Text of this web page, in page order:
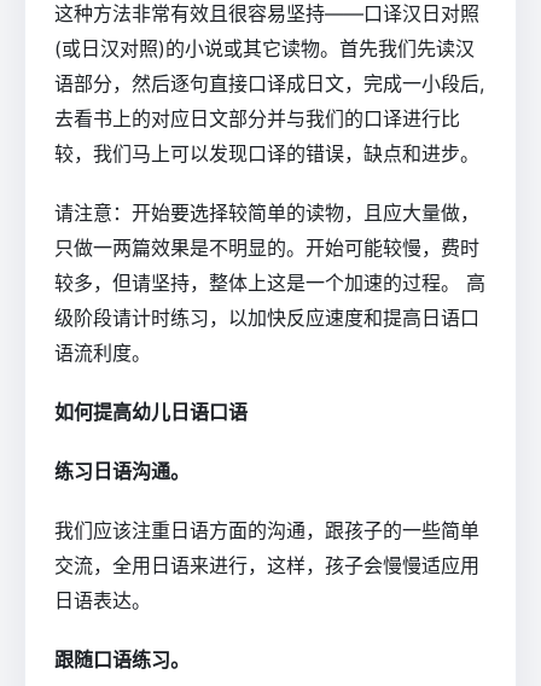
这种方法非常有效且很容易坚持——口译汉日对照
(或日汉对照)的小说或其它读物。首先我们先读汉
语部分，然后逐句直接口译成日文，完成一小段后,
去看书上的对应日文部分并与我们的口译进行比
较，我们马上可以发现口译的错误，缺点和进步。
请注意：开始要选择较简单的读物，且应大量做，
只做一两篇效果是不明显的。开始可能较慢，费时
较多，但请坚持，整体上这是一个加速的过程。 高
级阶段请计时练习，以加快反应速度和提高日语口
语流利度。
如何提高幼儿日语口语
练习日语沟通。
我们应该注重日语方面的沟通，跟孩子的一些简单
交流，全用日语来进行，这样，孩子会慢慢适应用
日语表达。
跟随口语练习。